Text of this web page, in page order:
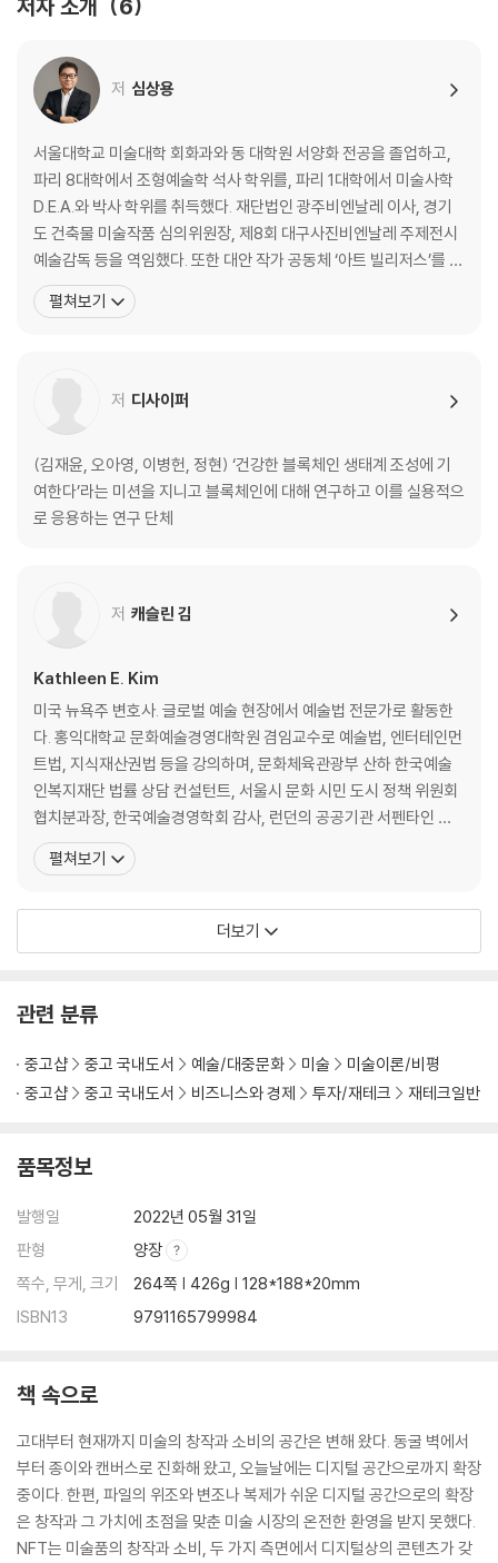
저자 소개 6
저 심상용
서울대학교 미술대학 회화과와 동 대학원 서양화 전공을 졸업하고,
파리 8대학에서 조형예술학 석사 학위를, 파리 1대학에서 미술사학
D.E.A.와 박사 학위를 취득했다. 재단법인 광주비엔날레 이사, 경기
도 건축물 미술작품 심의위원장, 제8회 대구사진비엔날레 주제전시
예술감독 등을 역임했다. 또한 대안 작가 공동체 ‘아트 빌리저스’를 창
립하고, 광고 없는 대안 미술전문지 『컨템포러리 아트 저널』을 창간
했다. 국립현대미술관 운영심의위원, 정부미술은행·국립현대미술관
펼쳐보기
저 디사이퍼
(김재윤, 오아영, 이병헌, 정현) ‘건강한 블록체인 생태계 조성에 기
여한다’라는 미션을 지니고 블록체인에 대해 연구하고 이를 실용적으
로 응용하는 연구 단체
저 캐슬린 김
Kathleen E. Kim
미국 뉴욕주 변호사. 글로벌 예술 현장에서 예술법 전문가로 활동한
다. 홍익대학교 문화예술경영대학원 겸임교수로 예술법, 엔터테인먼
트법, 지식재산권법 등을 강의하며, 문화체육관광부 산하 한국예술
인복지재단 법률 상담 컨설턴트, 서울시 문화 시민 도시 정책 위원회
협치분과장, 한국예술경영학회 감사, 런던의 공공기관 서펜타인 갤
러리 리걸 랩 자문위원 등으로 활발하게 활동 중이다. 정부가 추진하
는 문화 예술 프로젝트, 지식 재산 분야의 다양한 연구 프로젝트와 예
계의 법적·제도적 쟁점을 다루는 글을 쓰고 있다. 최근에는 AI,
펼쳐보기
더보기
관련 분류
중고샵 중고 국내도서 예술/대중문화 미술
미술이론/비평
중고샵
중고 국내도서 비즈니스와 경제 투자/재테크 재테크일반
품목정보
발행일
2022년 05월 31일
판형
양장
쪽수, 무게, 크기
264쪽 | 426g | 128*188*20mm
ISBN13
9791165799984
책 속으로
고대부터 현재까지 미술의 창작과 소비의 공간은 변해 왔다. 동굴 벽에서
부터 종이와 캔버스로 진화해 왔고, 오늘날에는 디지털 공간으로까지 확장
중이다. 한편, 파일의 위조와 변조나 복제가 쉬운 디지털 공간으로의 확장
은 창작과 그 가치에 초점을 맞춘 미술 시장의 온전한 환영을 받지 못했다.
NFT는 미술품의 창작과 소비, 두 가지 측면에서 디지털상의 콘텐츠가 갖